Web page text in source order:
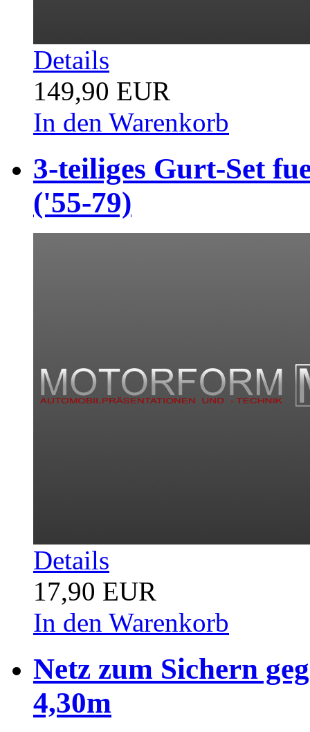
Details
149,90 EUR
In den Warenkorb
3-teiliges Gurt-Set
('55-79)
Details
17,90 EUR
In den Warenkorb
Netz zum Sichern
4,30m